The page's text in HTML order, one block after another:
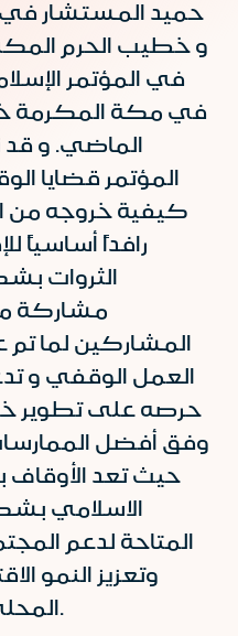
حميد المستشار في
و خطيب الحرم
في المؤتمر
الماضي. و
المؤتمر قضايا
كيفية خروجه من
رافداً أساسياً
الثروات
مشاركة
المشاركين لما
العمل الوقفي و
حرصه على تطوير
وفق أفضل
حيث تعد
الاسلامي
المتاحة لدعم
وتعزيز النمو
المحلي والاقليمي والعالمي.